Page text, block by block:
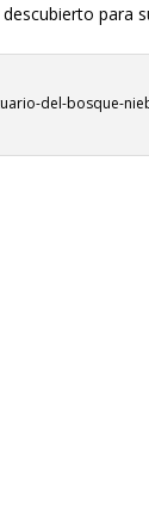
para
del-bosque-